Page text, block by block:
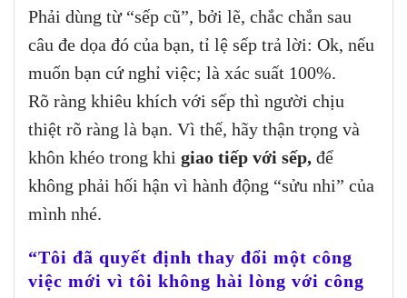
Phải dùng từ “sếp cũ”, bởi lẽ, chắc chắn sau
câu đe dọa đó của bạn, tỉ lệ sếp trả lời: Ok, nếu
muốn bạn cứ nghỉ việc; là xác suất 100%.
Rõ ràng khiêu khích với sếp thì người chịu
thiệt rõ ràng là bạn. Vì thế, hãy thận trọng và
khôn khéo trong khi giao tiếp với sếp, để
không phải hối hận vì hành động “sửu nhi” của
mình nhé.
“Tôi đã quyết định thay đổi một công
việc mới vì tôi không hài lòng với công